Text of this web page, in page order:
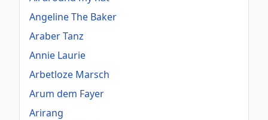
Angeline The Baker
Araber Tanz
Annie Laurie
Arbetloze Marsch
Arum dem Fayer
Arirang